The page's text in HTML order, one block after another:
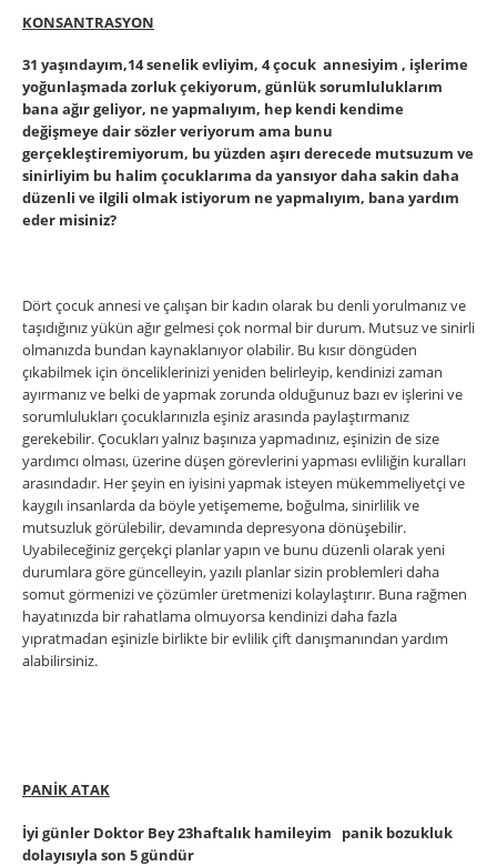
KONSANTRASYON
31 yaşındayım,14 senelik evliyim, 4 çocuk annesiyim , işlerime
yoğunlaşmada zorluk çekiyorum, günlük sorumluluklarım
bana ağır geliyor, ne yapmalıyım, hep kendi kendime
değişmeye dair sözler veriyorum ama bunu
gerçekleştiremiyorum, bu yüzden aşırı derecede mutsuzum ve
sinirliyim bu halim çocuklarıma da yansıyor daha sakin daha
düzenli ve ilgili olmak istiyorum ne yapmalıyım, bana yardım
eder misiniz?
Dört çocuk annesi ve çalışan bir kadın olarak bu denli yorulmanız ve
taşıdığınız yükün ağır gelmesi çok normal bir durum. Mutsuz ve sinirli
olmanızda bundan kaynaklanıyor olabilir. Bu kısır döngüden
çıkabilmek için önceliklerinizi yeniden belirleyip, kendinizi zaman
ayırmanız ve belki de yapmak zorunda olduğunuz bazı ev işlerini ve
sorumlulukları çocuklarınızla eşiniz arasında paylaştırmanız
gerekebilir. Çocukları yalnız başınıza yapmadınız, eşinizin de size
yardımcı olması, üzerine düşen görevlerini yapması evliliğin kuralları
arasındadır. Her şeyin en iyisini yapmak isteyen mükemmeliyetçi ve
kaygılı insanlarda da böyle yetişememe, boğulma, sinirlilik ve
mutsuzluk görülebilir, devamında depresyona dönüşebilir.
Uyabileceğiniz gerçekçi planlar yapın ve bunu düzenli olarak yeni
durumlara göre güncelleyin, yazılı planlar sizin problemleri daha
somut görmenizi ve çözümler üretmenizi kolaylaştırır. Buna rağmen
hayatınızda bir rahatlama olmuyorsa kendinizi daha fazla
yıpratmadan eşinizle birlikte bir evlilik çift danışmanından yardım
alabilirsiniz.
PANİK ATAK
İyi günler Doktor Bey 23haftalık hamileyim panik bozukluk
dolayısıyla son 5 gündür